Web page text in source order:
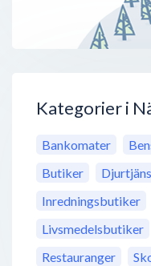
Kategorier i
Bankomater
Butiker
Inredningsbutiker
Livsmedelsbutiker
Restauranger